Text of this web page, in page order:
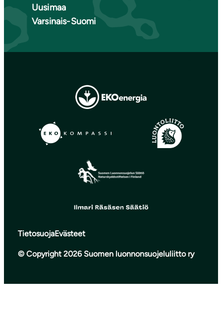
Uusimaa
Varsinais-Suomi
TietosuojaEvästeet
© Copyright 2026 Suomen luonnonsuojeluliitto ry